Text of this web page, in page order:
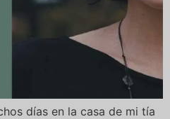
días en la casa de mi tía